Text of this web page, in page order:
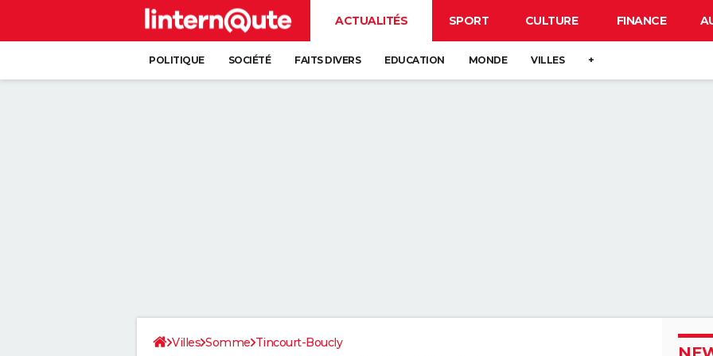
ACTUALITÉS SPORT CULTURE FINANCE
POLITIQUE SOCIÉTÉ FAITS DIVERS EDUCATION MONDE VILLES +
Villes Somme Tincourt-Boucly